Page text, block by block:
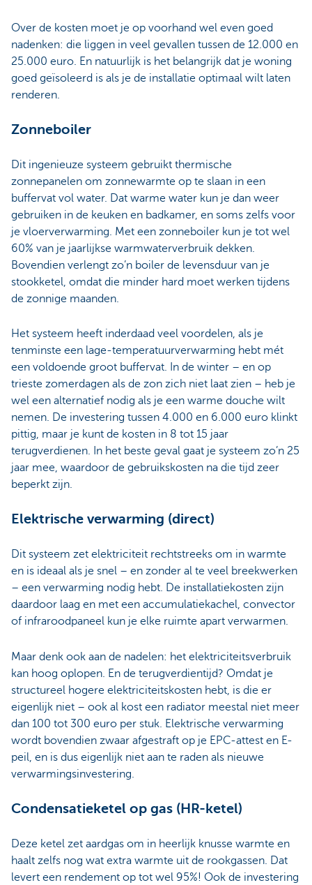
Over de kosten moet je op voorhand wel even goed
nadenken: die liggen in veel gevallen tussen de 12.000 en
25.000 euro. En natuurlijk is het belangrijk dat je woning
goed geïsoleerd is als je de installatie optimaal wilt laten
renderen.
Zonneboiler
Dit ingenieuze systeem gebruikt thermische
zonnepanelen om zonnewarmte op te slaan in een
buffervat vol water. Dat warme water kun je dan weer
gebruiken in de keuken en badkamer, en soms zelfs voor
je vloerverwarming. Met een zonneboiler kun je tot wel
60% van je jaarlijkse warmwaterverbruik dekken.
Bovendien verlengt zo’n boiler de levensduur van je
stookketel, omdat die minder hard moet werken tijdens
de zonnige maanden.
Het systeem heeft inderdaad veel voordelen, als je
tenminste een lage-temperatuurverwarming hebt mét
een voldoende groot buffervat. In de winter – en op
trieste zomerdagen als de zon zich niet laat zien – heb je
wel een alternatief nodig als je een warme douche wilt
nemen. De investering tussen 4.000 en 6.000 euro klinkt
pittig, maar je kunt de kosten in 8 tot 15 jaar
terugverdienen. In het beste geval gaat je systeem zo’n 25
jaar mee, waardoor de gebruikskosten na die tijd zeer
beperkt zijn.
Elektrische verwarming (direct)
Dit systeem zet elektriciteit rechtstreeks om in warmte
en is ideaal als je snel – en zonder al te veel breekwerken
– een verwarming nodig hebt. De installatiekosten zijn
daardoor laag en met een accumulatiekachel, convector
of infraroodpaneel kun je elke ruimte apart verwarmen.
Maar denk ook aan de nadelen: het elektriciteitsverbruik
kan hoog oplopen. En de terugverdientijd? Omdat je
structureel hogere elektriciteitskosten hebt, is die er
eigenlijk niet – ook al kost een radiator meestal niet meer
dan 100 tot 300 euro per stuk. Elektrische verwarming
wordt bovendien zwaar afgestraft op je EPC-attest en E-
peil, en is dus eigenlijk niet aan te raden als nieuwe
verwarmingsinvestering.
Condensatieketel op gas (HR-ketel)
Deze ketel zet aardgas om in heerlijk knusse warmte en
haalt zelfs nog wat extra warmte uit de rookgassen. Dat
levert een rendement op tot wel 95%! Ook de investering